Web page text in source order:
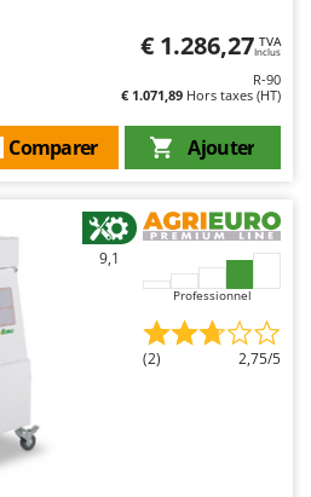
€ 1.286,27 TVA
Inclus
R-90
€ 1.071,89 Hors taxes (HT)
Ajouter
Comparer
9,1
Professionnel
(2) 2,75/5